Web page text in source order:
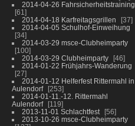
2014-04-26 Fahrsicherheitstraining
61
2014-04-18 Karfreitagsgrillen
37
2014-04-05 Schulhof-Einweihung
34
2014-03-29 msce-Clubheimparty
100
2014-03-29 Clubheimparty
46
2014-01-22 Frühjahrs-Wanderung
27
2014-01-12 Helferfest Rittermahl in
Aulendorf
253
2014-01-11.-12. Rittermahl
Aulendorf
119
2013-11-01 Schlachtfest
56
2013-10-26 msce-Clubheimparty